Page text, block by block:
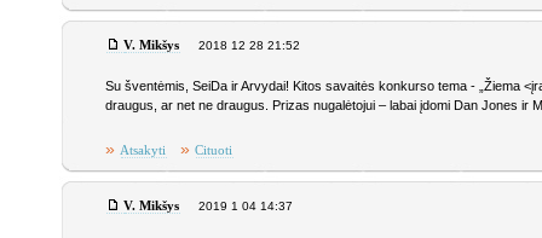
V. Mikšys 2018 12 28 21:52
Su šventėmis, SeiDa ir Arvydai! Kitos savaitės konkurso tema - „Žiema
draugus, ar net ne draugus. Prizas nugalėtojui – labai įdomi Dan Jones ir
» Atsakyti » Cituoti
V. Mikšys 2019 1 04 14:37